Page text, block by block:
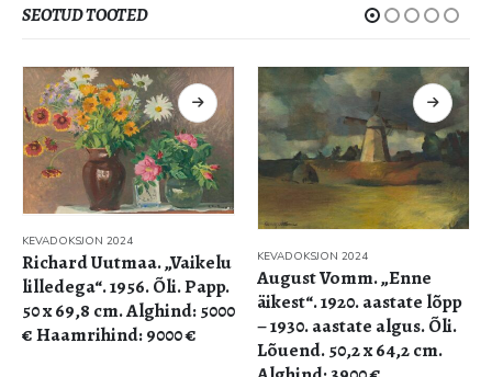
SEOTUD TOOTED
KEVADOKSJON 2024
Richard Uutmaa. „Vaikelu
lilledega“. 1956. Õli. Papp.
50 x 69,8 cm. Alghind: 5000
€ Haamrihind: 9000 €
KEVADOKSJON 2024
August Vomm. „Enne
äikest“. 1920. aastate lõpp
– 1930. aastate algus. Õli.
Lõuend. 50,2 x 64,2 cm.